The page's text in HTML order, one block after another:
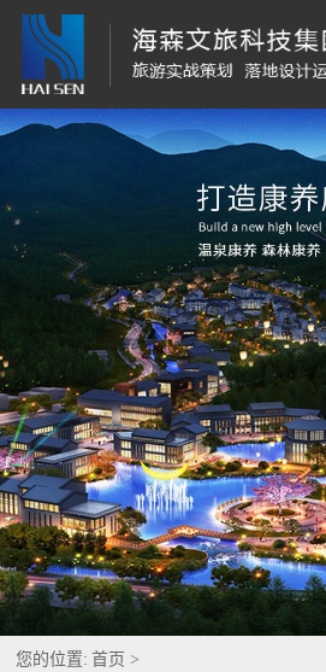
您的位置: 首页 >